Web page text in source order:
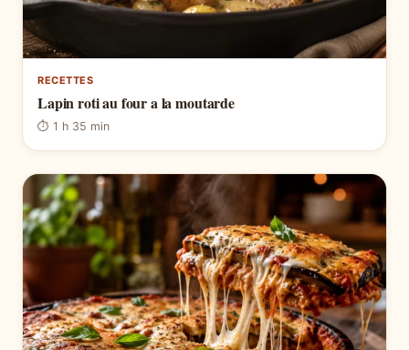
RECETTES
Lapin roti au four a la moutarde
⏱ 1 h 35 min